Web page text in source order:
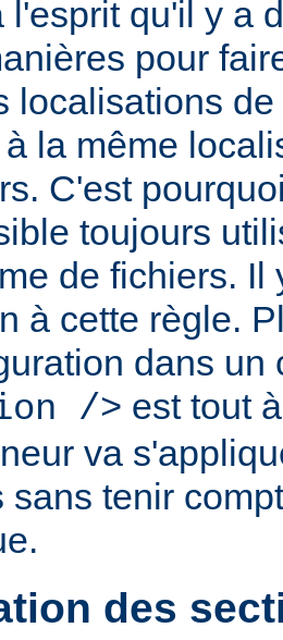
l'esprit qu'il y a
pour
localisations
la même
C'est
toujours
de fichiers. Il
à cette règle.
dans un
/> est tout
va
sans tenir
des